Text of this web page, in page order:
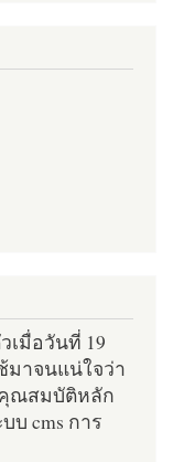
เมื่อวันที่ 19
มาจนแน่ใจว่า
ณสมบัติหลัก
บ cms การ